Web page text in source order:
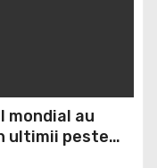
mondial au
ultimii peste